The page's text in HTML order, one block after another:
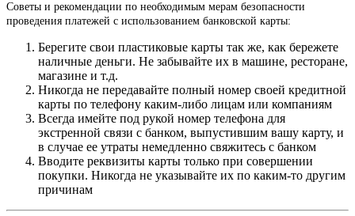
Советы и рекомендации по необходимым мерам безопасности
проведения платежей с использованием банковской карты:
Берегите свои пластиковые карты так же, как бережете
наличные деньги. Не забывайте их в машине, ресторане,
магазине и т.д.
Никогда не передавайте полный номер своей кредитной
карты по телефону каким-либо лицам или компаниям
Всегда имейте под рукой номер телефона для
экстренной связи с банком, выпустившим вашу карту, и
в случае ее утраты немедленно свяжитесь с банком
Вводите реквизиты карты только при совершении
покупки. Никогда не указывайте их по каким-то другим
причинам